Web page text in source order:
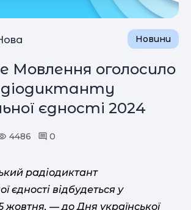
Новини
Мовлення оголосило
єдності 2024
4486 0
радіодиктант
єдності відбудеться у
жовтня, — до Дня української